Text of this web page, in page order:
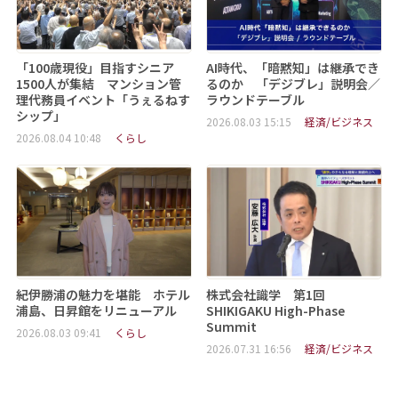
「100歳現役」目指すシニア
1500人が集結 マンション管
理代務員イベント「うぇるねす
シップ」
2026.08.04 10:48 くらし
AI時代、「暗黙知」は継承でき
るのか 「デジブレ」説明会／
ラウンドテーブル
2026.08.03 15:15 経済/ビジネス
紀伊勝浦の魅力を堪能 ホテル
浦島、日昇館をリニューアル
2026.08.03 09:41 くらし
株式会社識学 第1回
SHIKIGAKU High-Phase
Summit
2026.07.31 16:56 経済/ビジネス